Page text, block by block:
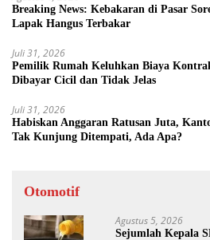
Breaking News: Kebakaran di Pasar
Lapak Hangus Terbakar
Juli 31, 2026
Pemilik Rumah Keluhkan Biaya
Dibayar Cicil dan Tidak Jelas
Juli 31, 2026
Habiskan Anggaran Ratusan Juta,
Tak Kunjung Ditempati, Ada Apa?
Otomotif
Agustus 5, 2026
Sejumlah Kepala